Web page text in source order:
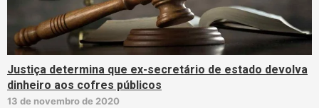
Justiça determina que ex-secretário de estado devolva
dinheiro aos cofres públicos
13 de novembro de 2020